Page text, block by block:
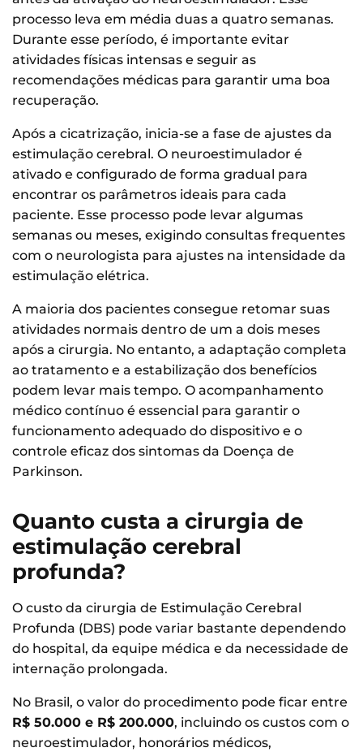
processo leva em média duas a quatro semanas.
Durante esse período, é importante evitar
atividades físicas intensas e seguir as
recomendações médicas para garantir uma boa
recuperação.
Após a cicatrização, inicia-se a fase de ajustes da
estimulação cerebral. O neuroestimulador é
ativado e configurado de forma gradual para
encontrar os parâmetros ideais para cada
paciente. Esse processo pode levar algumas
semanas ou meses, exigindo consultas frequentes
com o neurologista para ajustes na intensidade da
estimulação elétrica.
A maioria dos pacientes consegue retomar suas
atividades normais dentro de um a dois meses
após a cirurgia. No entanto, a adaptação completa
ao tratamento e a estabilização dos benefícios
podem levar mais tempo. O acompanhamento
médico contínuo é essencial para garantir o
funcionamento adequado do dispositivo e o
controle eficaz dos sintomas da Doença de
Parkinson.
Quanto custa a cirurgia de
estimulação cerebral
profunda?
O custo da cirurgia de Estimulação Cerebral
Profunda (DBS) pode variar bastante dependendo
do hospital, da equipe médica e da necessidade de
internação prolongada.
No Brasil, o valor do procedimento pode ficar entre
R$ 50.000 e R$ 200.000, incluindo os custos com o
neuroestimulador, honorários médicos,